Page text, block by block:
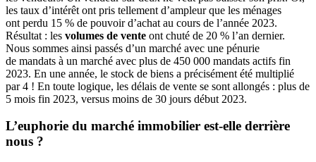
les taux d’intérêt ont pris tellement d’ampleur que les ménages
ont perdu 15 % de pouvoir d’achat au cours de l’année 2023.
Résultat : les volumes de vente ont chuté de 20 % l’an dernier.
Nous sommes ainsi passés d’un marché avec une pénurie
de mandats à un marché avec plus de 450 000 mandats actifs fin
2023. En une année, le stock de biens a précisément été multiplié
par 4 ! En toute logique, les délais de vente se sont allongés : plus de
5 mois fin 2023, versus moins de 30 jours début 2023.
L’euphorie du marché immobilier est-elle derrière
nous ?